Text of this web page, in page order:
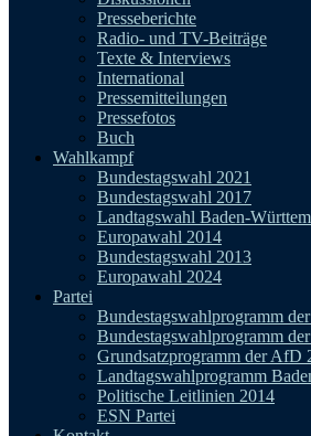
Presseberichte
Radio- und TV-Beiträge
Texte & Interviews
International
Pressemitteilungen
Pressefotos
Buch
Wahlkampf
Bundestagswahl 2021
Bundestagswahl 2017
Landtagswahl Baden-
Europawahl 2014
Bundestagswahl 2013
Europawahl 2024
Partei
Bundestagswahlprogramm
Bundestagswahlprogramm
Grundsatzprogramm der AfD
Landtagswahlprogramm
Politische Leitlinien 2014
ESN Partei